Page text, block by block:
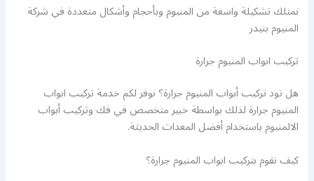
نمتلك تشكيلة واسعة من المنيوم وبأحجام وأشكال متعددة في شركة
المنيوم بنيدر
تركيب ابواب المنيوم جرارة
هل تود تركيب أبواب المنيوم جرارة؟ نوفر لكم خدمة تركيب ابواب
المنيوم جرارة لذلك بواسطة خبير متخصص في فك وتركيب أبواب
الالمنيوم باستخدام أفضل المعدات الحديثة.
كيف نقوم بتركيب ابواب المنيوم جرارة؟